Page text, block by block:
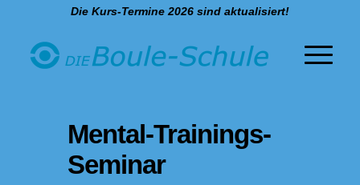
Die Kurs-Termine 2026 sind aktualisiert!
Mental-Trainings-
Seminar